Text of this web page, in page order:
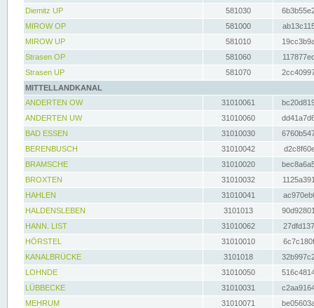
Diemitz UP
581030
MIROW OP
581000
MIROW UP
581010
Strasen OP
581060
Strasen UP
581070
MITTELLANDKANAL
ANDERTEN OW
31010061
ANDERTEN UW
31010060
BAD ESSEN
31010030
BERENBUSCH
31010042
BRAMSCHE
31010020
BROXTEN
31010032
HAHLEN
31010041
HALDENSLEBEN
3101013
HANN. LIST
31010062
HÖRSTEL
31010010
KANALBRÜCKE
3101018
LOHNDE
31010050
LÜBBECKE
31010031
MEHRUM
31010071